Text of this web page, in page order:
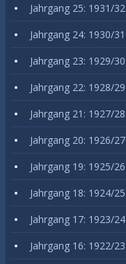
Jahrgang 25: 1931/32
Jahrgang 24: 1930/31
Jahrgang 23: 1929/30
Jahrgang 22: 1928/29
Jahrgang 21: 1927/28
Jahrgang 20: 1926/27
Jahrgang 19: 1925/26
Jahrgang 18: 1924/25
Jahrgang 17: 1923/24
Jahrgang 16: 1922/23